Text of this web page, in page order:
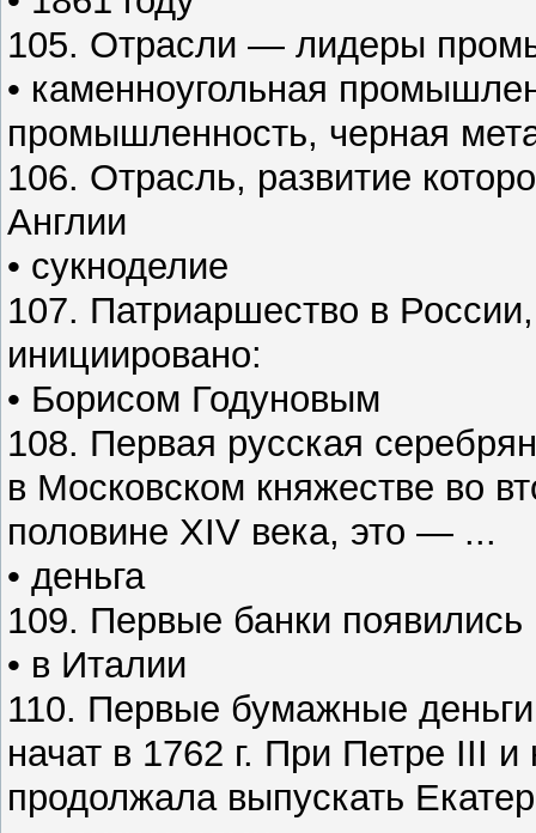
105. Отрасли — лидеры
• каменноугольная
промышленность, черная
106. Отрасль, развитие
Англии
• сукноделие
107. Патриаршество в
инициировано:
• Борисом Годуновым
108. Первая русская
в Московском княжестве во
половине XIV века, это — ...
• деньга
109. Первые банки появились
• в Италии
110. Первые бумажные
начат в 1762 г. При Петре III и
продолжала выпускать